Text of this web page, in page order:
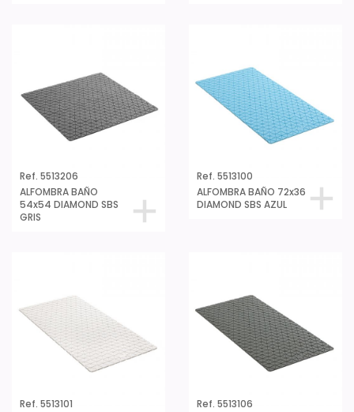
Ref. 5513206
ALFOMBRA BAÑO
54x54 DIAMOND SBS
GRIS
Ref. 5513100
ALFOMBRA BAÑO 72x36
DIAMOND SBS AZUL
Ref. 5513101 Ref. 5513106